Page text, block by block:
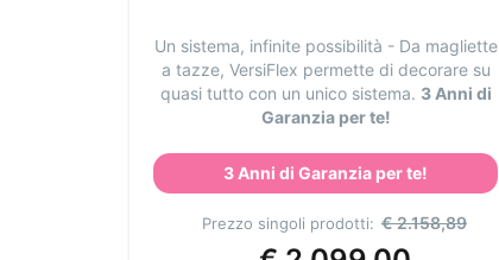
Un sistema, infinite possibilità - Da magliette
a tazze, VersiFlex permette di decorare su
quasi tutto con un unico sistema. 3 Anni di
Garanzia per te!
3 Anni di Garanzia per te!
Prezzo singoli prodotti: €2.158,89